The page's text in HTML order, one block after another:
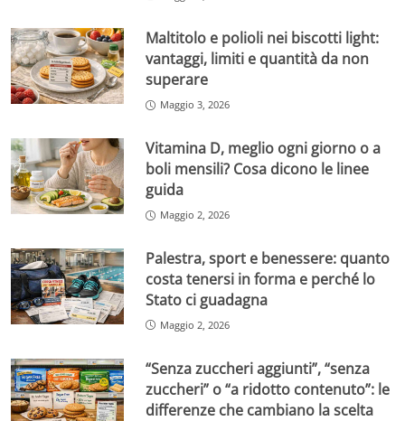
Maltitolo e polioli nei biscotti light:
vantaggi, limiti e quantità da non
superare
Maggio 3, 2026
Vitamina D, meglio ogni giorno o a
boli mensili? Cosa dicono le linee
guida
Maggio 2, 2026
Palestra, sport e benessere: quanto
costa tenersi in forma e perché lo
Stato ci guadagna
Maggio 2, 2026
“Senza zuccheri aggiunti”, “senza
zuccheri” o “a ridotto contenuto”: le
differenze che cambiano la scelta